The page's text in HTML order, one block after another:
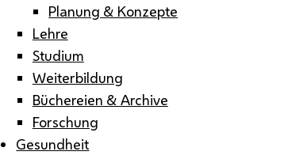
Planung & Konzepte
Lehre
Studium
Weiterbildung
Büchereien & Archive
Forschung
Gesundheit